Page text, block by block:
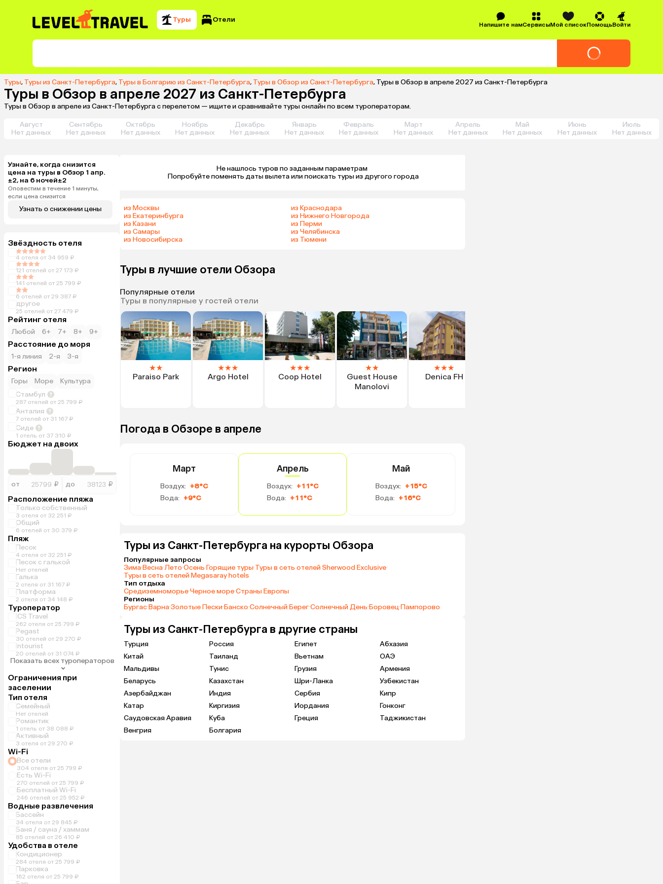
Туры Отели
Напишите намСервисыМой списокПомощьВойти
Туры, Туры из Санкт-Петербурга, Туры в Болгарию из Санкт-Петербурга, Туры в Обзор из Санкт-Петербурга, Туры в Обзор в апреле 2027 из Санкт-Петербурга
Туры в Обзор в апреле 2027 из Санкт-Петербурга
Туры в Обзор в апреле из Санкт-Петербурга с перелетом — ищите и сравнивайте туры онлайн по всем туроператорам.
Август
Нет данных
Сентябрь
Нет данных
Октябрь
Нет данных
Ноябрь
Нет данных
Декабрь
Нет данных
Январь
Нет данных
Февраль
Нет данных
Март
Нет данных
Апрель
Нет данных
Май
Нет данных
Июнь
Нет данных
Июль
Нет данных
Узнайте, когда снизится
цена на туры в Обзор 1 апр.
±2, на 6 ночей±2
Оповестим в течение 1 минуты,
если цена снизится
Узнать о снижении цены
Звёздность отеля
4 отеля от 34 959 ₽
121 отелей от 27 173 ₽
141 отелей от 25 799 ₽
6 отелей от 29 387 ₽
другое
25 отелей от 27 479 ₽
Рейтинг отеля
Любой 6+ 7+ 8+ 9+
Расстояние до моря
1-я линия 2-я 3-я
Регион
Горы Море
Культура
Стамбул
287 отелей от 25 799 ₽
Анталия
7 отелей от 31 167 ₽
Сиде
1 отель от 37 310 ₽
Бюджет на двоих
от ₽ до ₽
Расположение пляжа
Только собственный
3 отеля от 32 251 ₽
Общий
6 отелей от 30 379 ₽
Пляж
Песок
4 отеля от 32 251 ₽
Песок с галькой
Нет отелей
Галька
2 отеля от 31 167 ₽
Платформа
2 отеля от 34 148 ₽
Туроператор
ICS Travel
262 отеля от 25 799 ₽
Pegast
30 отелей от 29 270 ₽
Intourist
20 отелей от 31 074 ₽
Показать всех туроператоров
Ограничения при
заселении
Тип отеля
Семейный
Нет отелей
Романтик
1 отель от 38 088 ₽
Активный
3 отеля от 29 270 ₽
Wi-Fi
Все отели
304 отеля от 25 799 ₽
Есть Wi-Fi
270 отелей от 25 799 ₽
Бесплатный Wi-Fi
246 отелей от 25 952 ₽
Водные развлечения
Бассейн
34 отеля от 29 845 ₽
Баня / сауна / хаммам
85 отелей от 26 410 ₽
Удобства в отеле
Кондиционер
284 отеля от 25 799 ₽
Парковка
162 отеля от 25 799 ₽
Не нашлось туров по заданным параметрам
Попробуйте поменять даты вылета или поискать туры из другого города
из Москвы
из Екатеринбурга
из Казани
из Самары
из Новосибирска
из Краснодара
из Нижнего Новгорода
из Перми
из Челябинска
из Тюмени
Туры в лучшие отели Обзора
Популярные отели
Туры в популярные у гостей отели
★★
Paraiso Park
★★★
Argo Hotel
★★★
Coop Hotel
★★
Guest House
Manolovi
★★★
Denica FH
Погода в Обзоре в апреле
Март
Воздух: +8°C
Вода: +9°C
Апрель
Воздух: +11°C
Вода: +11°C
Май
Воздух: +15°C
Вода: +16°C
Туры из Санкт-Петербурга на курорты Обзора
Популярные запросы
Зима·Весна·Лето·Осень·Горящие туры·Туры в сеть отелей Sherwood Exclusive·
Туры в сеть отелей Megasaray hotels
Тип отдыха
Средиземноморье·Черное море·Страны Европы
Регионы
Бургас·Варна·Золотые Пески·Банско·Солнечный Берег·Солнечный День·Боровец·Пампорово
Туры из Санкт-Петербурга в другие страны
Турция Россия Египет
Абхазия
Китай
Таиланд Вьетнам
ОАЭ
Мальдивы
Тунис Грузия
Армения
Беларусь
Казахстан Шри-Ланка
Узбекистан
Азербайджан
Индия Сербия
Кипр
Катар
Киргизия Иордания
Гонконг
Саудовская Аравия
Куба Греция
Таджикистан
Венгрия
Болгария